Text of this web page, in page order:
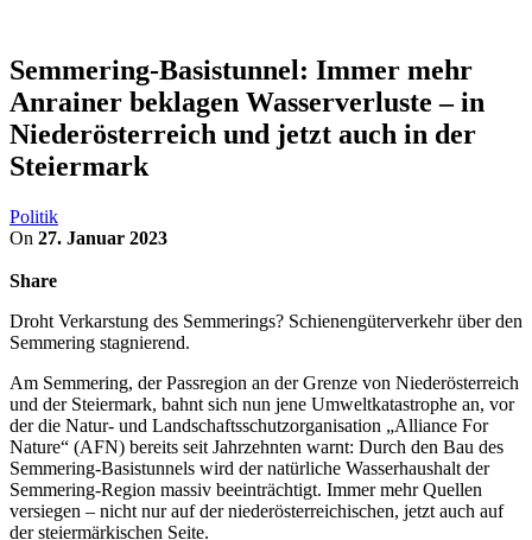
Semmering-Basistunnel: Immer mehr
Anrainer beklagen Wasserverluste – in
Niederösterreich und jetzt auch in der
Steiermark
Politik
On 27. Januar 2023
Share
Droht Verkarstung des Semmerings? Schienengüterverkehr über den
Semmering stagnierend.
Am Semmering, der Passregion an der Grenze von Niederösterreich
und der Steiermark, bahnt sich nun jene Umweltkatastrophe an, vor
der die Natur- und Landschaftsschutzorganisation „Alliance For
Nature“ (AFN) bereits seit Jahrzehnten warnt: Durch den Bau des
Semmering-Basistunnels wird der natürliche Wasserhaushalt der
Semmering-Region massiv beeinträchtigt. Immer mehr Quellen
versiegen – nicht nur auf der niederösterreichischen, jetzt auch auf
der steiermärkischen Seite.